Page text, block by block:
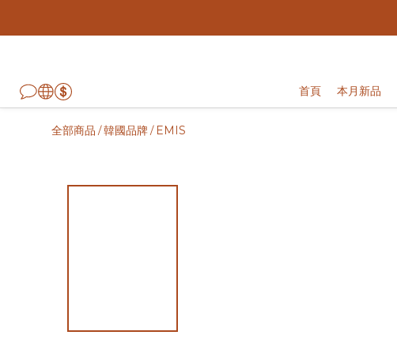
首頁 本月新品
全部商品 /韓國品牌/ EMIS